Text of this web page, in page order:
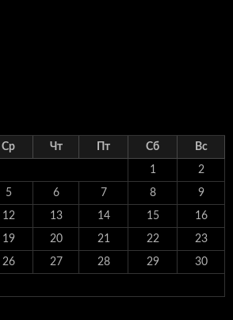
Ср Чт Пт Сб Вс
1 2
5 6 7 8 9
12 13 14 15 16
19 20 21 22 23
26 27 28 29 30